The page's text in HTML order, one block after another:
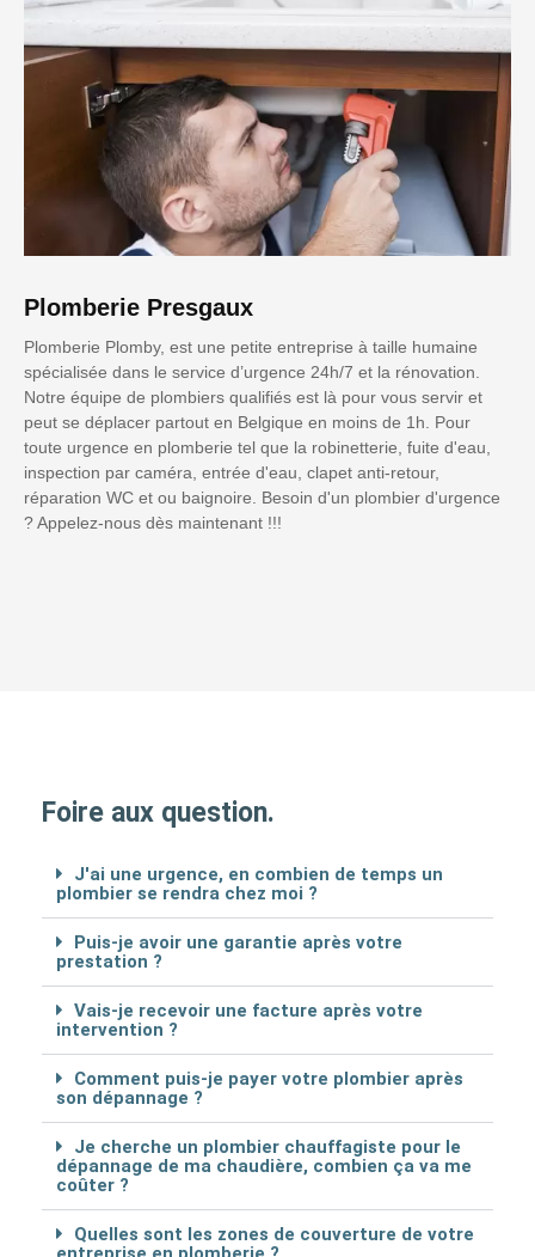
Plomberie Presgaux
Plomberie Plomby, est une petite entreprise à taille humaine
spécialisée dans le service d’urgence 24h/7 et la rénovation.
Notre équipe de plombiers qualifiés est là pour vous servir et
peut se déplacer partout en Belgique en moins de 1h. Pour
toute urgence en plomberie tel que la robinetterie, fuite d'eau,
inspection par caméra, entrée d'eau, clapet anti-retour,
réparation WC et ou baignoire. Besoin d'un plombier d'urgence
? Appelez-nous dès maintenant !!!
Foire aux question.
J'ai une urgence, en combien de temps un
plombier se rendra chez moi ?
Puis-je avoir une garantie après votre
prestation ?
Vais-je recevoir une facture après votre
intervention ?
Comment puis-je payer votre plombier après
son dépannage ?
Je cherche un plombier chauffagiste pour le
dépannage de ma chaudière, combien ça va me
coûter ?
Quelles sont les zones de couverture de votre